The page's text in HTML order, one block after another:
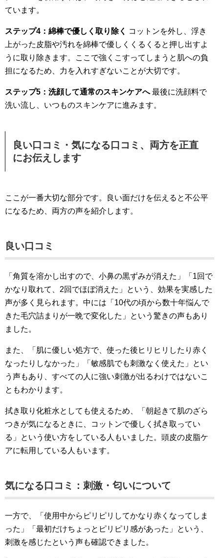
ています。
ステップ4：綿棒で優しく取り除く
コットンを外し、浮き
上がった皮脂や汚れを綿棒で優しくくるくると押し出すよ
うに取り除きます。ここで強くこすってしまうと肌への負
担になるため、力を入れすぎないことが大切です。
ステップ5：洗顔して通常のスキンケアへ最後に洗顔料で
洗い流し、いつものスキンケアに進みます。
良い口コミ・気になる口コミ、両方を正直
にお伝えします
ここが一番大切な部分です。良い面だけを伝えると不公平
になるため、両方の声を紹介します。
良い口コミ
「角質を溶かし出すので、小鼻の黒ずみが消えた」「1回で
かなり取れて、2回でほぼ消えた」という、効果を実感した
声が多く見られます。中には「10代の頃から数十年悩んで
きた毛穴詰まりが一晩で変化した」という驚きの声もあり
ました。
また、「肌に優しい処方で、使った後ヒリヒリしたり赤く
なったりしなかった」「敏感肌でも刺激なく使えた」とい
う声もあり、すべての人に強い刺激が出るわけではないこ
ともわかります。
拭き取り化粧水としても使えるため、「朝起きて肌のざら
つきが気になるときに、コットンで優しく拭き取ってい
る」という使い方をしている人もいました。頭皮の皮脂ケ
アに転用している人もいます。
気になる口コミ：刺激・匂いについて
一方で、「使用中からピリピリしてかなり赤くなってしま
った」「最初だけちょっとピリピリ感があった」という、
刺激を感じたという声も確認できました。